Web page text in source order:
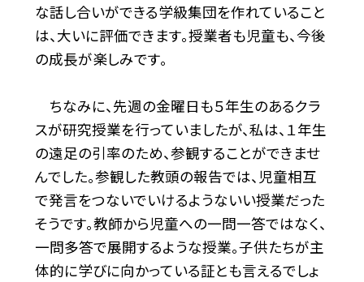
な話し合いができる学級集団を作れていること
は、大いに評価できます。授業者も児童も、今後
の成長が楽しみです。
ちなみに、先週の金曜日も５年生のあるクラ
スが研究授業を行っていましたが、私は、１年生
の遠足の引率のため、参観することができませ
んでした。参観した教頭の報告では、児童相互
で発言をつないでいけるようないい授業だった
そうです。教師から児童への一問一答ではなく、
一問多答で展開するような授業。子供たちが主
体的に学びに向かっている証とも言えるでしょ